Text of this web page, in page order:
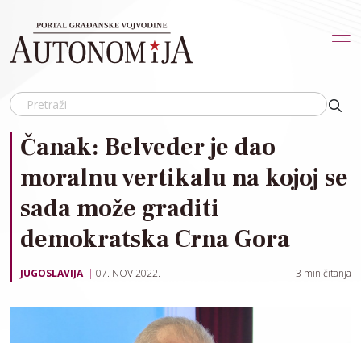
Čanak: Belveder je dao
moralnu vertikalu na kojoj se
sada može graditi
demokratska Crna Gora
JUGOSLAVIJA 07. NOV 2022. 3 min čitanja